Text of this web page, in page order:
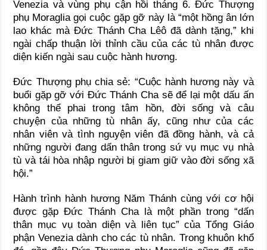
Venezia và vùng phụ cận hồi tháng 6. Đức Thượng
phụ Moraglia gọi cuộc gặp gỡ này là “một hồng ân lớn
lao khác mà Đức Thánh Cha Lêô đã dành tặng,” khi
ngài chấp thuận lời thỉnh cầu của các tù nhân được
diện kiến ngài sau cuộc hành hương.
Đức Thượng phụ chia sẻ: “Cuộc hành hương này và
buổi gặp gỡ với Đức Thánh Cha sẽ để lại một dấu ấn
không thể phai trong tâm hồn, đời sống và câu
chuyện của những tù nhân ấy, cũng như của các
nhân viên và tình nguyện viên đã đồng hành, và cả
những người đang dấn thân trong sứ vụ mục vụ nhà
tù và tái hòa nhập người bị giam giữ vào đời sống xã
hội.”
Hành trình hành hương Năm Thánh cùng với cơ hội
được gặp Đức Thánh Cha là một phần trong “dấn
thân mục vụ toàn diện và liên tục” của Tổng Giáo
phận Venezia dành cho các tù nhân. Trong khuôn khổ